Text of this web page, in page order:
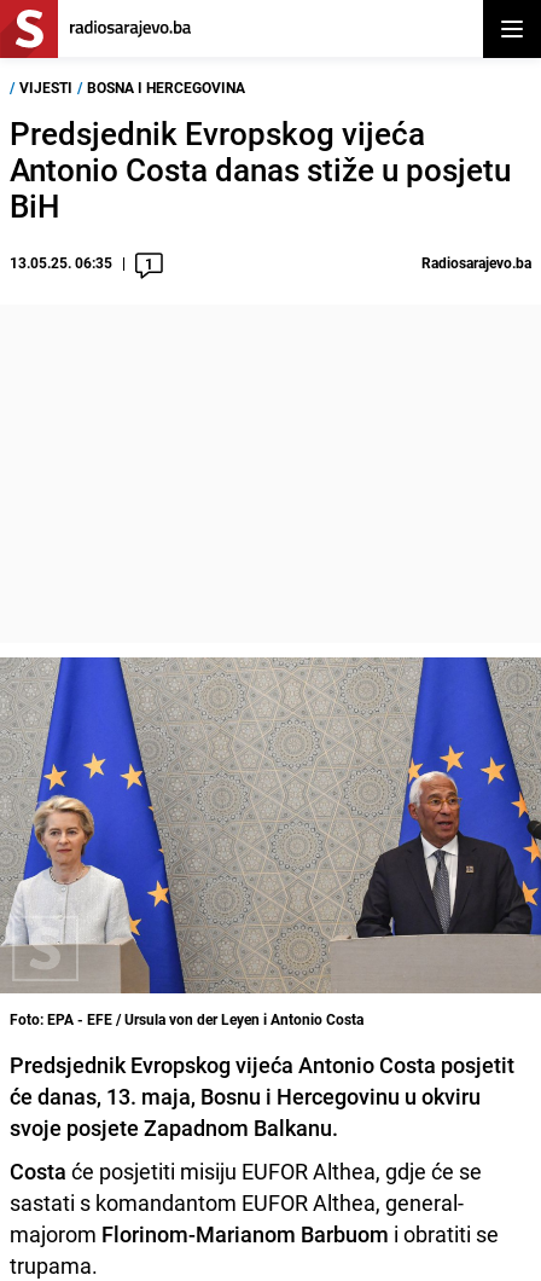
/ VIJESTI / BOSNA I HERCEGOVINA
Predsjednik Evropskog vijeća
Antonio Costa danas stiže u posjetu
BiH
13.05.25. 06:35 1 Radiosarajevo.ba
Foto: EPA - EFE / Ursula von der Leyen i Antonio Costa
Predsjednik Evropskog vijeća Antonio Costa posjetit
će danas, 13. maja, Bosnu i Hercegovinu u okviru
svoje posjete Zapadnom Balkanu.
Costa će posjetiti misiju EUFOR Althea, gdje će se
sastati s komandantom EUFOR Althea, general-
majorom Florinom-Marianom Barbuom i obratiti se
trupama.